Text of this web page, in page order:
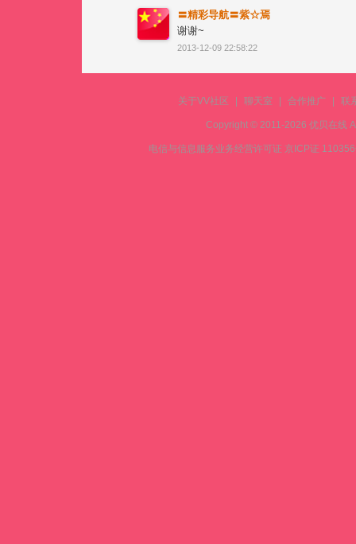
〓精彩导航〓紫☆焉
谢谢~
2013-12-09 22:58:22
关于VV社区 聊天室 合作推广 联
Copyright © 2011-2026 优贝在线
电信与信息服务业务经营许可证 京ICP证